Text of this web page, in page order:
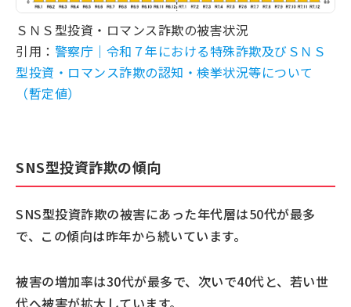
ＳＮＳ型投資・ロマンス詐欺の被害状況
引用： 警察庁｜令和７年における特殊詐欺及びＳＮＳ
型投資・ロマンス詐欺の認知・検挙状況等について
（暫定値）
SNS型投資詐欺の傾向
SNS型投資詐欺の被害にあった年代層は50代が最多
で、この傾向は昨年から続いています。
被害の増加率は30代が最多で、次いで40代と、若い世
代へ被害が拡大しています。